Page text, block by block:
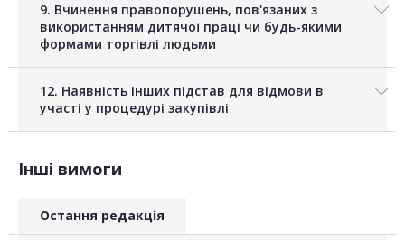
9. Вчинення правопорушень, пов'язаних з
використанням дитячої праці чи будь-якими
формами торгівлі людьми
12. Наявність інших підстав для відмови в
участі у процедурі закупівлі
Інші вимоги
Остання редакція